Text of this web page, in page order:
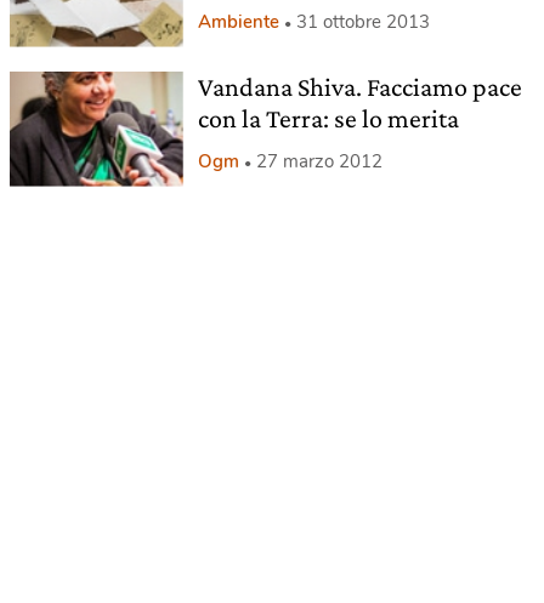
Ambiente 31 ottobre 2013
Vandana Shiva. Facciamo pace
con la Terra: se lo merita
Ogm 27 marzo 2012